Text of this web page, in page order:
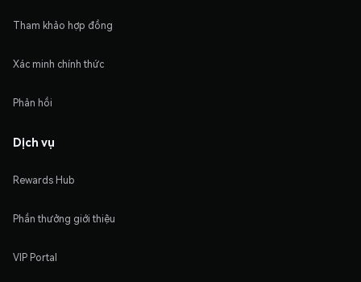
Tham khảo hợp đồng
Xác minh chính thức
Phản hồi
Dịch vụ
Rewards Hub
Phần thưởng giới thiệu
VIP Portal